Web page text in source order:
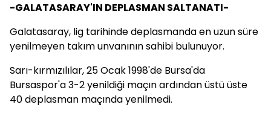
-GALATASARAY'IN DEPLASMAN SALTANATI-
Galatasaray, lig tarihinde deplasmanda en uzun süre
yenilmeyen takım unvanının sahibi bulunuyor.
Sarı-kırmızılılar, 25 Ocak 1998'de Bursa'da
Bursaspor'a 3-2 yenildiği maçın ardından üstü üste
40 deplasman maçında yenilmedi.